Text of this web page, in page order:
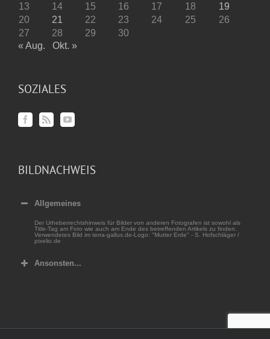
13
14 15 16 17 18
19
20
21 22 23 24 25
26
27
28 29
30
« Aug.
Okt. »
SOZIALES
BILDNACHWEIS
Allgemeines
Der Urheberrechtshinweis für Bilder von anderen Fotografen ist sowohl als
Title-Tag am Foto wie auch am Ende des betreffenden Artikels zu finden.
Verwendetes Bild im terra-gallus.de-Logo: "Mutter Erde" - S. Hofschläger /
pixelio.de
Ansonsten...